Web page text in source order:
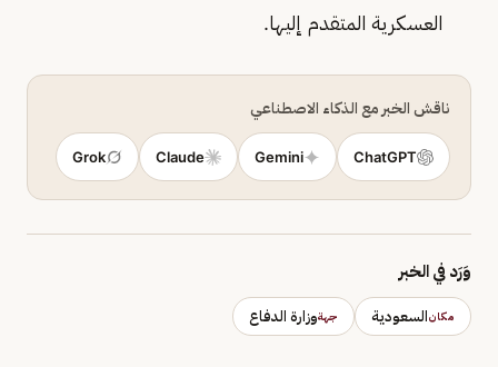
العسكرية المتقدم إليها.
ناقش الخبر مع الذكاء الاصطناعي
ChatGPT
Gemini
Claude
Grok
وَرَد في الخبر
مكانالسعودية جهةوزارة الدفاع